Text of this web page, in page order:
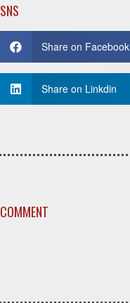
SNS
Share on Facebook
Share on Linkdin
COMMENT